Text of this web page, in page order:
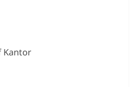
obchodu je 5 z 5 hvězdiček.
Kantor
obchodu je 5 z 5 hvězdiček.